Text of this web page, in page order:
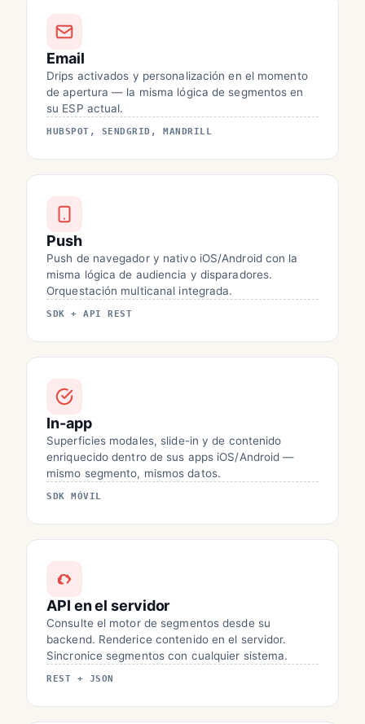
Email
Drips activados y personalización en el momento
de apertura — la misma lógica de segmentos en
su ESP actual.
HUBSPOT, SENDGRID, MANDRILL
Push
Push de navegador y nativo iOS/Android con la
misma lógica de audiencia y disparadores.
Orquestación multicanal integrada.
SDK + API REST
In-app
Superficies modales, slide-in y de contenido
enriquecido dentro de sus apps iOS/Android —
mismo segmento, mismos datos.
SDK MÓVIL
API en el servidor
Consulte el motor de segmentos desde su
backend. Renderice contenido en el servidor.
Sincronice segmentos con cualquier sistema.
REST + JSON